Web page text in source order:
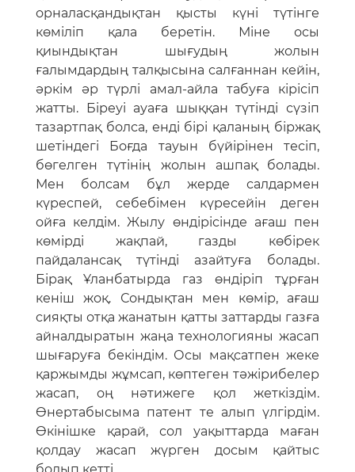
орналасқандықтан қысты күні түтінге
көміліп қала беретін. Міне осы
қиындықтан шығудың жолын
ғалымдардың талқысына салғаннан кейін,
әркім әр түрлі амал-айла табуға кірісіп
жатты. Біреуі ауаға шыққан түтінді сүзіп
тазартпақ болса, енді бірі қаланың біржақ
шетіндегі Боғда тауын бүйірінен тесіп,
бөгелген түтінің жолын ашпақ болады.
Мен болсам бұл жерде салдармен
күреспей, себебімен күресейін деген
ойға келдім. Жылу өндірісінде ағаш пен
көмірді жақпай, газды көбірек
пайдалансақ түтінді азайтуға болады.
Бірақ Ұланбатырда газ өндіріп тұрған
кеніш жоқ. Сондықтан мен көмір, ағаш
сияқты отқа жанатын қатты заттарды газға
айналдыратын жаңа технологияны жасап
шығаруға бекіндім. Осы мақсатпен жеке
қаржымды жұмсап, көптеген тәжірибелер
жасап, оң нәтижеге қол жеткіздім.
Өнертабысыма патент те алып үлгірдім.
Өкінішке қарай, сол уақыттарда маған
қолдау жасап жүрген досым қайтыс